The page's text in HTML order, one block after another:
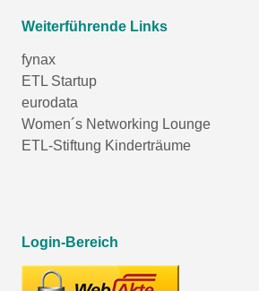
Weiterführende Links
fynax
ETL Startup
eurodata
Women´s Networking Lounge
ETL-Stiftung Kinderträume
Login-Bereich